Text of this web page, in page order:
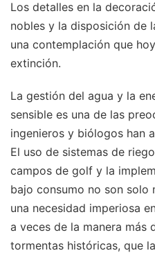
Los detalles en la
nobles y la disposición de
una contemplación que
extinción.
La gestión del agua y la
sensible es una de las
ingenieros y biólogos han
El uso de sistemas de
campos de golf y la
bajo consumo no son solo
una necesidad imperiosa
a veces de la manera más
tormentas históricas, que